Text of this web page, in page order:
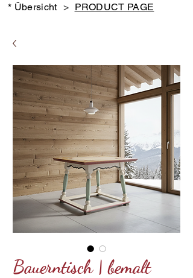
* Übersicht > PRODUCT PAGE
Bauerntisch | bemalt